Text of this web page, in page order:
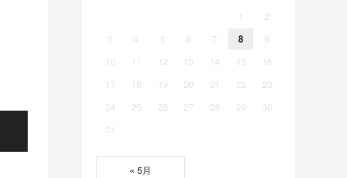
1
2
3
4 5 6 7 8
9
10
11 12 13 14 15
16
17
18 19 20 21 22
23
24
25 26 27 28 29
30
31
« 5月